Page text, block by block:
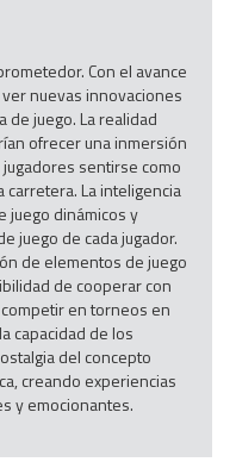
Con el avance
nuevas innovaciones
de juego. La realidad
ofrecer una inmersión
sentirse como
La inteligencia
juego dinámicos y
juego de cada jugador.
de elementos de juego
de cooperar con
en torneos en
capacidad de los
del concepto
creando experiencias
y emocionantes.